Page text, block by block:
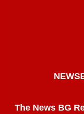
The News BG